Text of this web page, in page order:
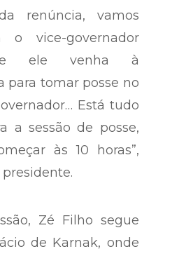
renúncia, vamos
o vice-governador
ele venha à
para tomar posse no
Está tudo
a sessão de posse,
às 10 horas”,
Zé Filho segue
de Karnak, onde